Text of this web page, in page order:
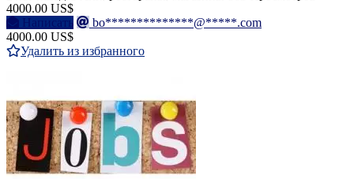
4000.00 US$
Написать
bo**************@*****.com
4000.00 US$
Удалить из избранного